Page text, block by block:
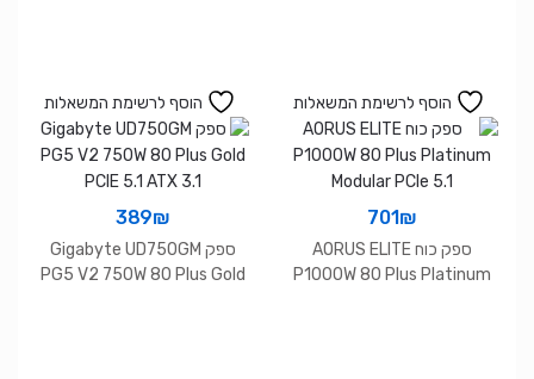
הוסף לרשימת המשאלות
701₪
ספק כוח AORUS ELITE
P1000W 80 Plus Platinum
הוסף לרשימת המשאלות
389₪
ספק Gigabyte UD750GM
PG5 V2 750W 80 Plus Gold